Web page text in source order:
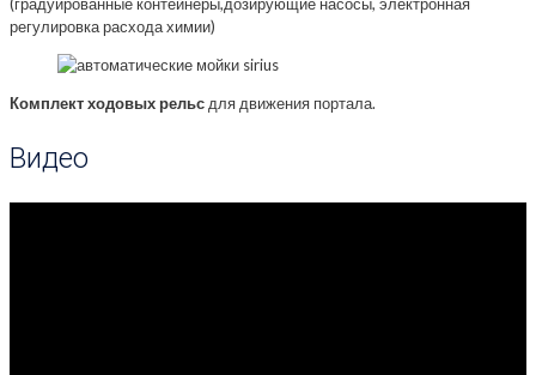
регулировка расхода химии)
Комплект ходовых рельс для движения портала.
Видео